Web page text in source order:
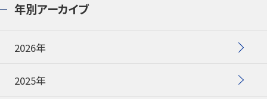
年別アーカイブ
2026年
2025年